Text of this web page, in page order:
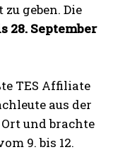
geben. Die
28. September
TES Affiliate
aus der
und brachte
9. bis 12.